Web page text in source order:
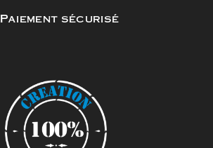
Paiement sécurisé